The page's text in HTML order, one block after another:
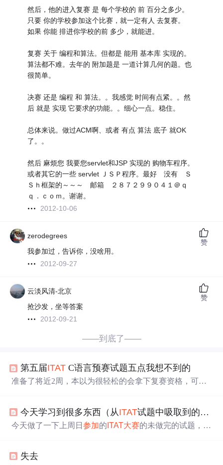
然后，他的进入复赛 是 每个学校的 前 百分之多少。
只要 你的学校参加这个比赛，就一定有人 去复赛。
如果 你能 排进你学校的前 多少，就能进。
复赛 关于 编程和算法。但都是 能用 基本库 实现的。
算法都不难。去年的 附加题是 一道计算几何的题。也
很简单。
决赛 还是 编程 和 算法。。我感觉 时间有点紧。。然
后 就是 实现 它要求的功能。。细心一点。稳住。
总体来说。做过ACM啊、或者 有点 算法 底子 就OK
了。。
然后 麻烦您 我要您servlet和JSP 实现的 购物车程序。
或者其它的一些 servlet ＪＳＰ程序。最好 没有 Ｓ
Ｓｈ框架的～～～ 邮箱 ２８７２９９０４１＠ｑ
ｑ．ｃｏｍ。谢谢。
2012-10-06
zerodegrees
我参加过，告诉你，没啥用。
2012-09-27
赞
云淡风清-北京
抢沙发，坐等答案
2012-09-21
赞
——到底了——
第五届ITAT C语言预赛试题五点我想不到的
准备了将近2周，本以为很轻松的会拿下复赛资格，可就
可是当看见的时候就郁闷了，指针和其他知识的结合，而
且是个相对不小的程序，好像有十行。这个题对我来说挺
人的信心了吧。也不知道出题人是怎么想的，
今天学习到很多东西（从ITAT试题中吸取到的）……
今天做了一下上周日参加的 ITAT大赛的未做完的试题，一
a * * * @author Xie Xiaojin * @version 1.00 2009/11/3 */impor
失去